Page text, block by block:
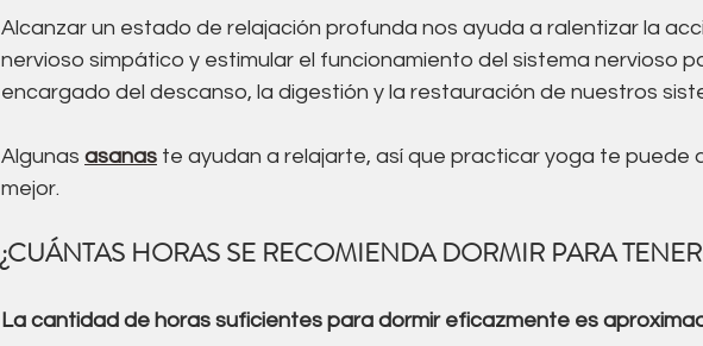
drenaje linfatico
Alcanzar un estado de relajación profunda nos ayuda a ralentizar la
nervioso simpático y estimular el funcionamiento del sistema nervioso
encargado del descanso, la digestión y la restauración de nuestros
Algunas asanas te ayudan a relajarte, así que practicar yoga te puede
mejor.
¿CUÁNTAS HORAS SE RECOMIENDA DORMIR PARA
La cantidad de horas suficientes para dormir eficazmente es